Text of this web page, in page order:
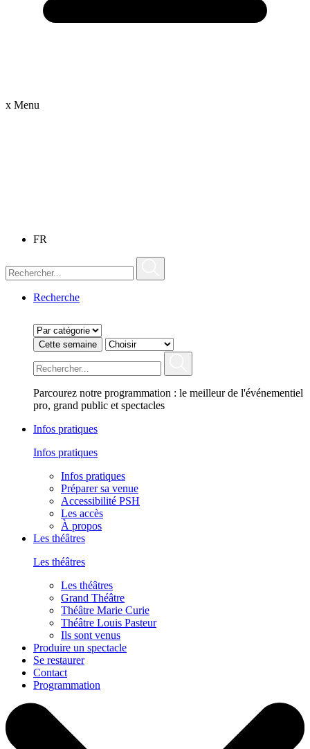
x Menu
FR
Recherche
Cette semaine
Parcourez notre programmation : le meilleur de l'événementiel
pro, grand public et spectacles
Infos pratiques
Infos pratiques
Infos pratiques
Préparer sa venue
Accessibilité PSH
Les accès
À propos
Les théâtres
Les théâtres
Les théâtres
Grand Théâtre
Théâtre Marie Curie
Théâtre Louis Pasteur
Ils sont venus
Produire un spectacle
Se restaurer
Contact
Programmation